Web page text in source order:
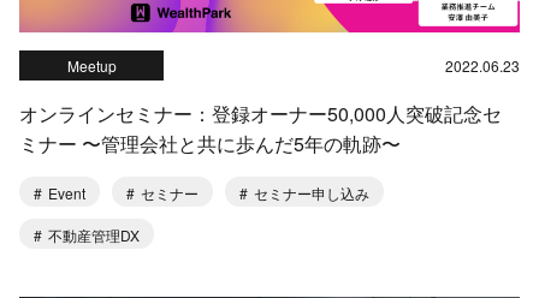
Meetup 2022.06.23
オンラインセミナー：登録オーナー50,000人突破記念セ
ミナー 〜管理会社と共に歩んだ5年の軌跡〜
Event セミナー セミナー申し込み
不動産管理DX